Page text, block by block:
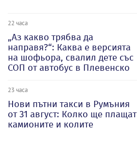
22 часа
„Аз какво трябва да
направя?“: Каква е версията
на шофьора, свалил дете със
СОП от автобус в Плевенско
23 часа
Нови пътни такси в Румъния
от 31 август: Колко ще плащат
камионите и колите